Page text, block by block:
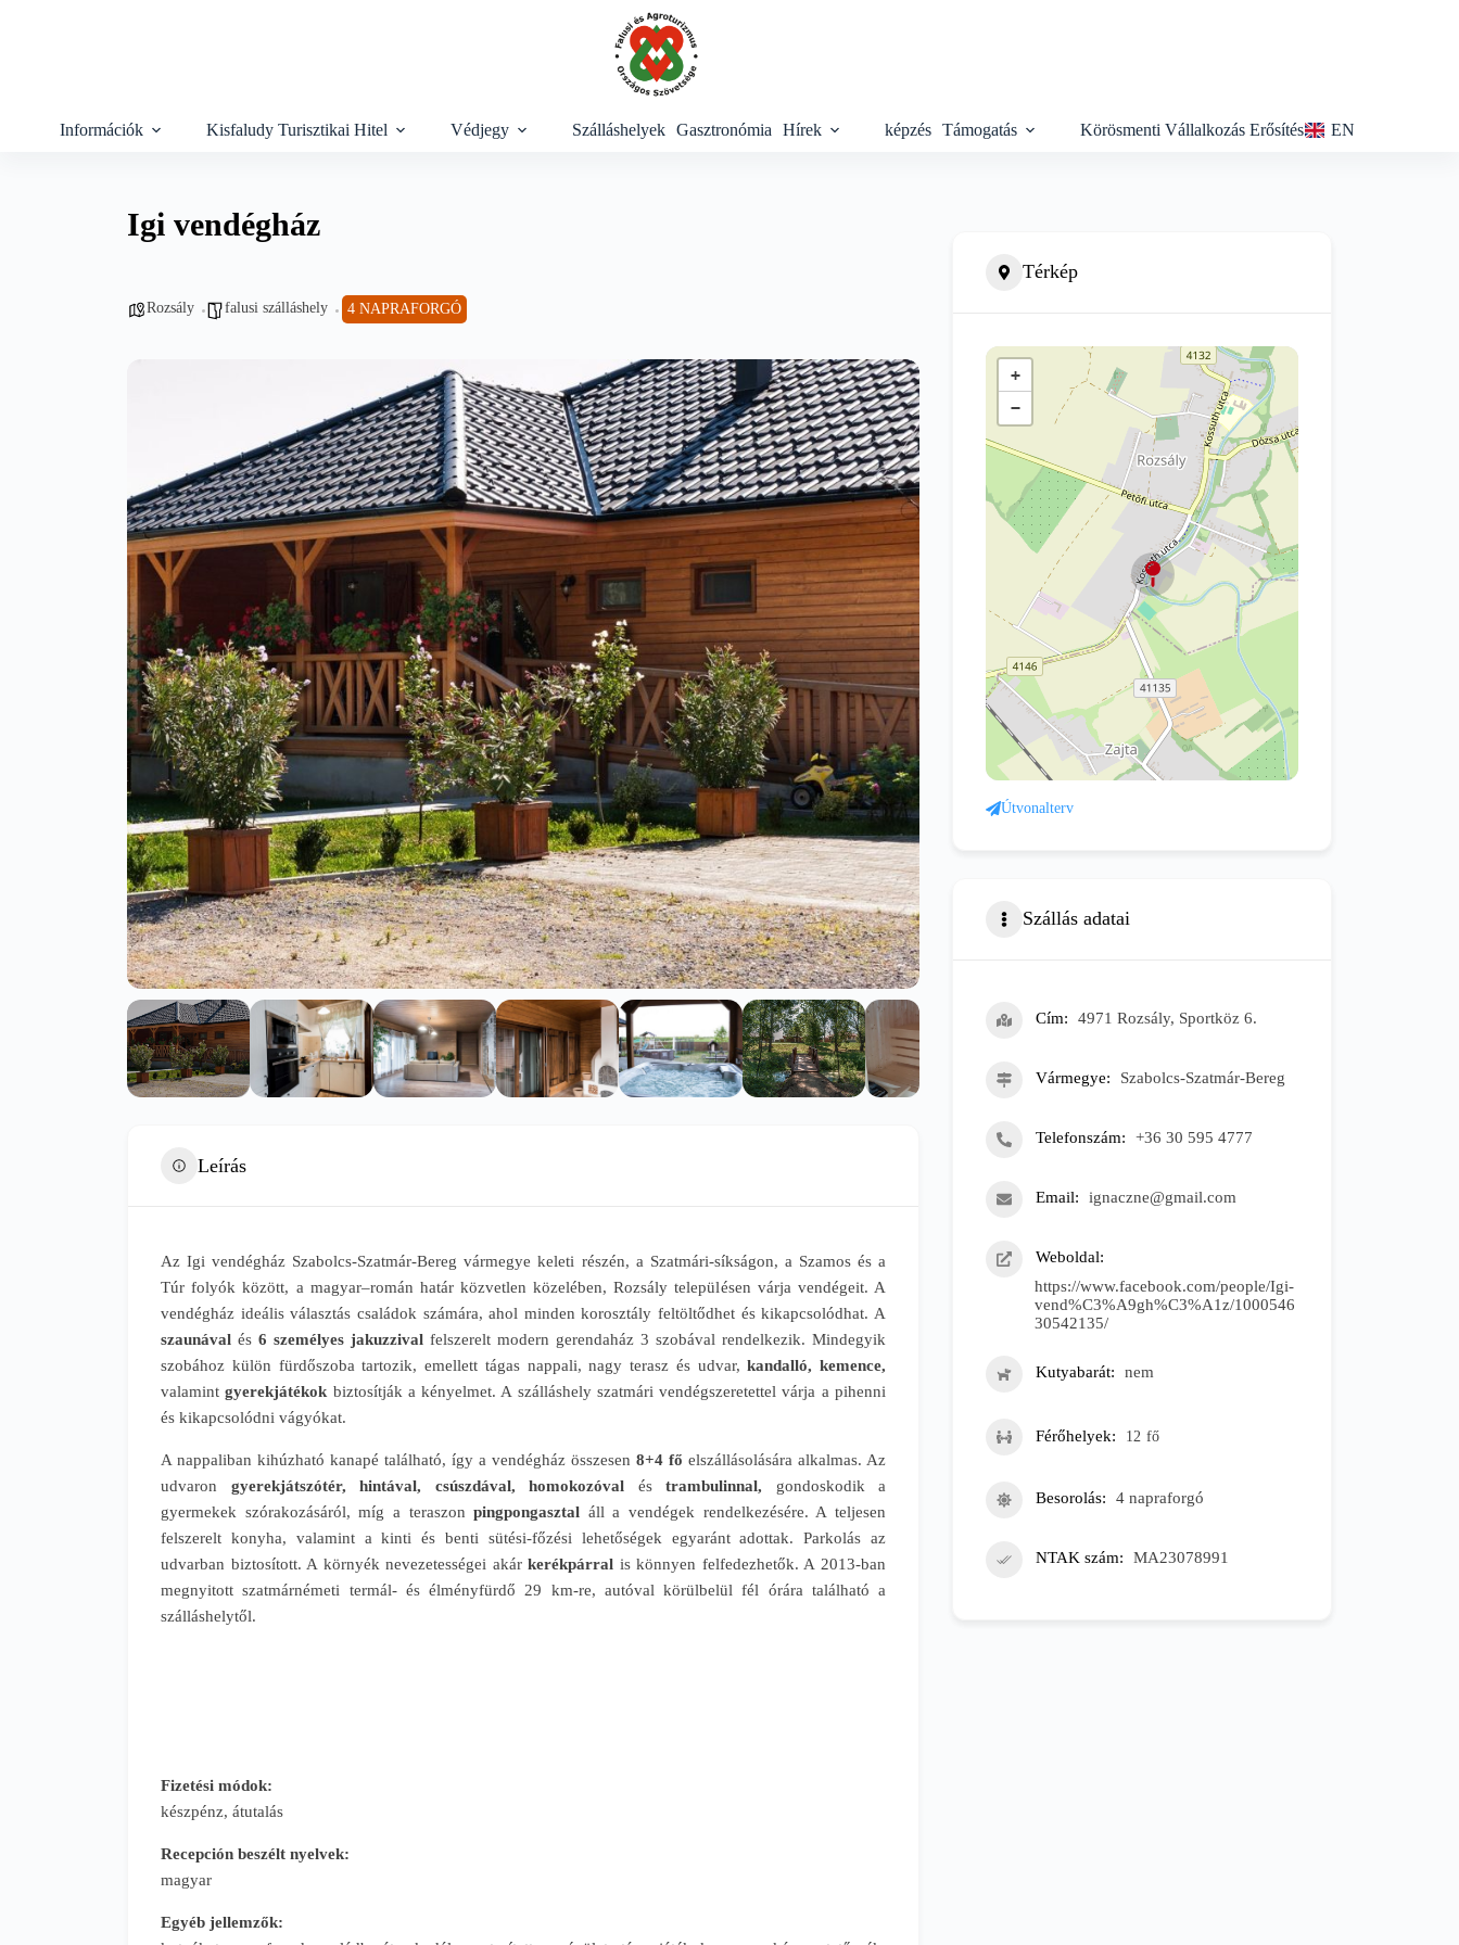
Információk Kisfaludy Turisztikai Hitel Védjegy Szálláshelyek Gasztronómia Hírek képzés Támogatás Körösmenti Vállalkozás Erősítés EN
Igi vendégház
Rozsály falusi szálláshely 4 NAPRAFORGÓ
Leírás
Az Igi vendégház Szabolcs-Szatmár-Bereg vármegye keleti részén, a Szatmári-síkságon, a Szamos és a
Túr folyók között, a magyar–román határ közvetlen közelében, Rozsály településen várja vendégeit. A
vendégház ideális választás családok számára, ahol minden korosztály feltöltődhet és kikapcsolódhat. A
szaunával és 6 személyes jakuzzival felszerelt modern gerendaház 3 szobával rendelkezik. Mindegyik
szobához külön fürdőszoba tartozik, emellett tágas nappali, nagy terasz és udvar,kandalló, kemence,
valamintgyerekjátékok biztosítják a kényelmet. A szálláshely szatmári vendégszeretettel várja a pihenni
és kikapcsolódni vágyókat.
A nappaliban kihúzható kanapé található, így a vendégház összesen 8+4 fő elszállásolására alkalmas. Az
udvaron gyerekjátszótér, hintával, csúszdával, homokozóval éstrambulinnal, gondoskodik a
gyermekek szórakozásáról, míg a teraszon pingpongasztal áll a vendégek rendelkezésére. A teljesen
felszerelt konyha, valamint a kinti és benti sütési-főzési lehetőségek egyaránt adottak. Parkolás az
udvarban biztosított. A környék nevezetességei akárkerékpárral is könnyen felfedezhetők. A 2013-ban
megnyitott szatmárnémeti termál- és élményfürdő 29 km-re, autóval körülbelül fél órára található a
szálláshelytől.
Fizetési módok:
készpénz, átutalás
Recepción beszélt nyelvek:
magyar
Egyéb jellemzők:
Térkép
+
−
Útvonalterv
Szállás adatai
Cím 4971 Rozsály, Sportköz 6.
Vármegye Szabolcs-Szatmár-Bereg
Telefonszám +36 30 595 4777
Email ignaczne@gmail.com
Weboldal
https://www.facebook.com/people/Igi-
vend%C3%A9gh%C3%A1z/1000546
30542135/
Kutyabarát nem
Férőhelyek 12 fő
Besorolás 4 napraforgó
NTAK szám MA23078991